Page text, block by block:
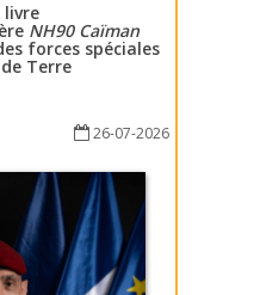
livre
NH90 Caïman
forces spéciales
Terre
26-07-2026